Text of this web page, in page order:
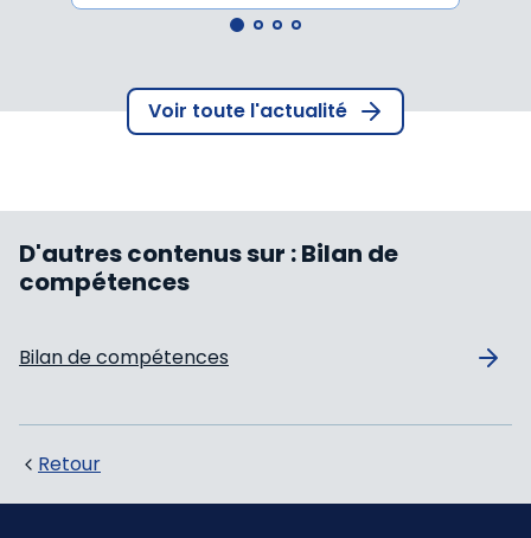
Voir toute l'actualité
D'autres contenus sur :Bilan de
compétences
Bilan de compétences
Retour